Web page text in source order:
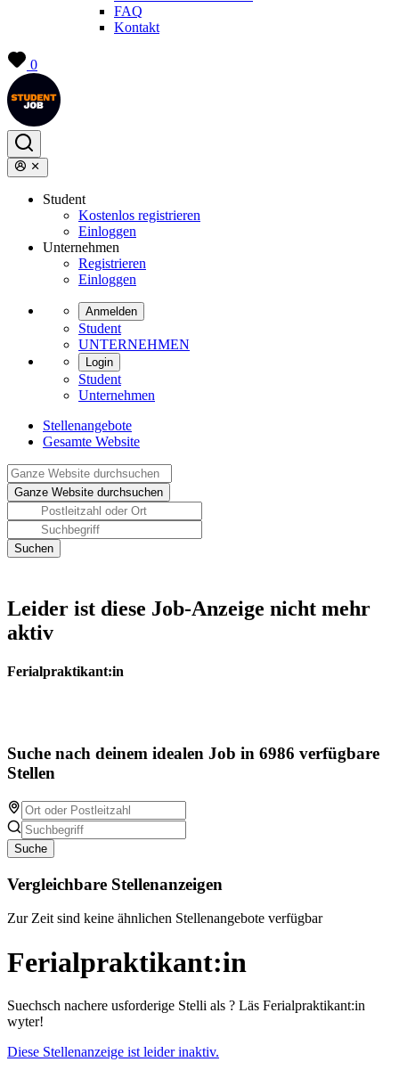
FAQ
Kontakt
0
Student
Kostenlos registrieren
Einloggen
Unternehmen
Registrieren
Einloggen
Anmelden
Student
UNTERNEHMEN
Login
Student
Unternehmen
Stellenangebote
Gesamte Website
Leider ist diese Job-Anzeige nicht mehr
aktiv
Ferialpraktikant:in
Suche nach deinem idealen Job in 6986 verfügbare
Stellen
Suche
Vergleichbare Stellenanzeigen
Zur Zeit sind keine ähnlichen Stellenangebote verfügbar
Ferialpraktikant:in
Suechsch nachere usforderige Stelli als ? Läs Ferialpraktikant:in
wyter!
Diese Stellenanzeige ist leider inaktiv.